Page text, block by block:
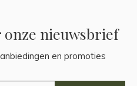
onze nieuwsbrief
en promoties